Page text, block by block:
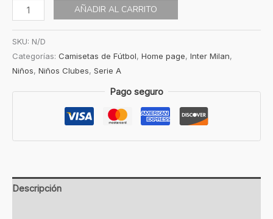
AÑADIR AL CARRITO
SKU: N/D
Categorías: Camisetas de Fútbol, Home page, Inter Milan,
Niños, Niños Clubes, Serie A
Pago seguro
Descripción